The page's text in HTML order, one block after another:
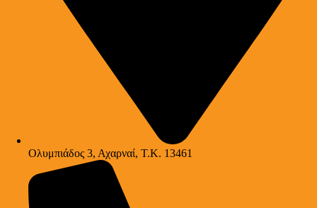
Ολυμπιάδος 3, Αχαρναί, Τ.Κ. 13461